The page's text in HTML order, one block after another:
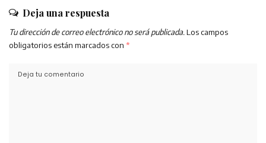
Deja una respuesta
Tu dirección de correo electrónico no será publicada. Los campos
obligatorios están marcados con *